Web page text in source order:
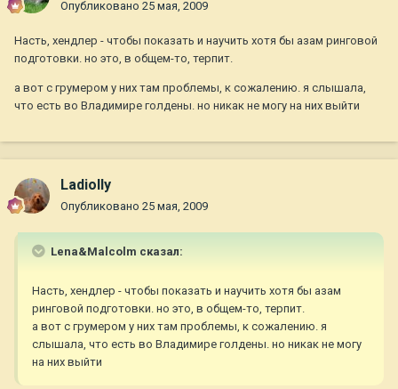
Опубликовано 25 мая, 2009
Насть, хендлер - чтобы показать и научить хотя бы азам ринговой
подготовки. но это, в общем-то, терпит.
а вот с грумером у них там проблемы, к сожалению. я слышала,
что есть во Владимире голдены. но никак не могу на них выйти
Ladiolly
Опубликовано 25 мая, 2009
Lena&Malcolm сказал:
Насть, хендлер - чтобы показать и научить хотя бы азам
ринговой подготовки. но это, в общем-то, терпит.
а вот с грумером у них там проблемы, к сожалению. я
слышала, что есть во Владимире голдены. но никак не могу
на них выйти